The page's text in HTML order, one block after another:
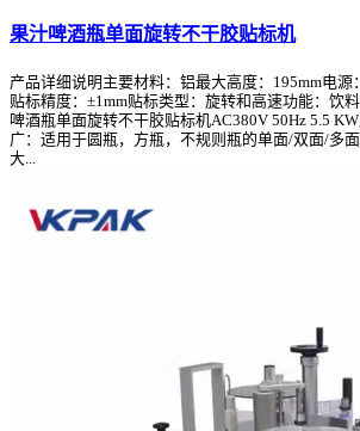
果汁啤酒瓶单面旋转不干胶贴标机
产品详细说明主要材料：铝最大高度：195mm电源
贴标精度：±1mm贴标类型：旋转和高速功能：饮
啤酒瓶单面旋转不干胶贴标机AC380V 50Hz 5.5
广：适用于圆瓶，方瓶，不规则瓶的单面/双面/多
大...